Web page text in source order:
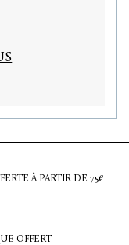
À PARTIR DE 75€
OFFERT